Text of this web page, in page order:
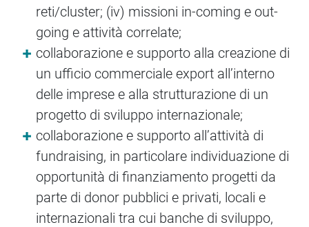
reti/cluster; (iv) missioni in-coming e out-
going e attività correlate;
collaborazione e supporto alla creazione di
un ufficio commerciale export all’interno
delle imprese e alla strutturazione di un
progetto di sviluppo internazionale;
collaborazione e supporto all’attività di
fundraising, in particolare individuazione di
opportunità di finanziamento progetti da
parte di donor pubblici e privati, locali e
internazionali tra cui banche di sviluppo,